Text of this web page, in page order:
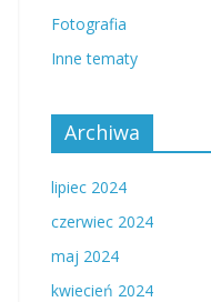
Fotografia
Inne tematy
Archiwa
lipiec 2024
czerwiec 2024
maj 2024
kwiecień 2024